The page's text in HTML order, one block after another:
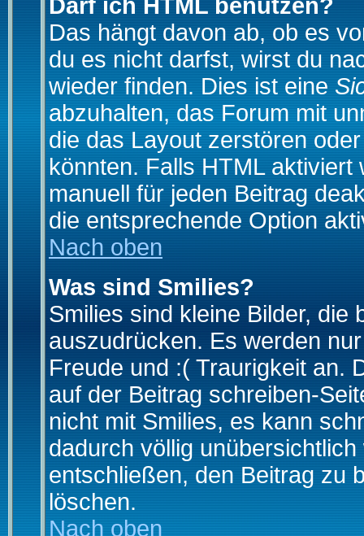
Darf ich HTML benutzen?
Das hängt davon ab, ob es
du es nicht darfst, wirst du
wieder finden. Dies ist eine
abzuhalten, das Forum mit
die das Layout zerstören
könnten. Falls HTML
manuell für jeden Beitrag
die entsprechende Option
Nach oben
Was sind Smilies?
Smilies sind kleine Bilder, die
auszudrücken. Es werden
Freude und :( Traurigkeit an.
auf der Beitrag schreiben-
nicht mit Smilies, es kann
dadurch völlig
entschließen, den Beitrag zu
löschen.
Nach oben